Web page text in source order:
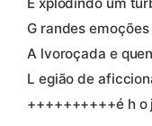
E xplodindo um
G randes emoções
A lvoroçada e
L egião de
++++++++++é h o